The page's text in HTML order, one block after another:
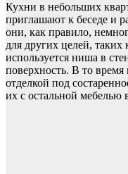
Кухни в небольших
приглашают к беседе и
они, как правило,
для других целей,
используется ниша в
поверхность. В то
отделкой под
их с остальной мебелью